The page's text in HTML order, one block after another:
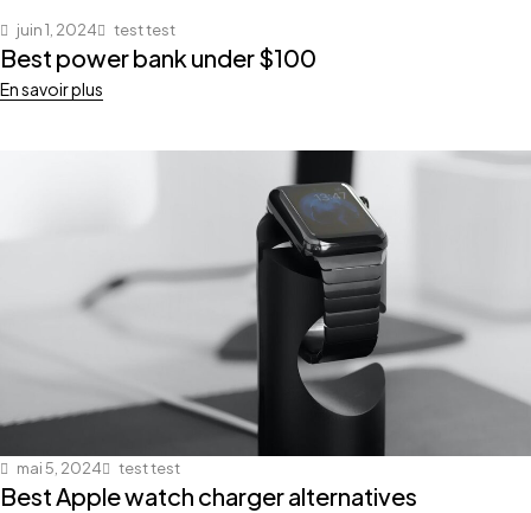
juin 1, 2024 test test
Best power bank under $100
En savoir plus
mai 5, 2024 test test
Best Apple watch charger alternatives